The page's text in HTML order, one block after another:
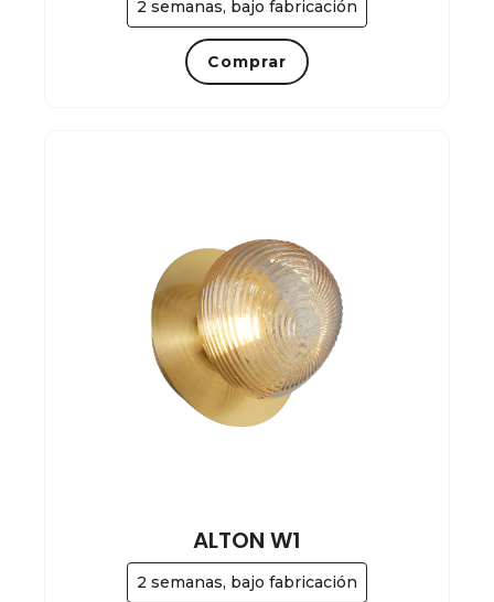
2 semanas, bajo fabricación
Comprar
2 semanas, bajo fabricación
ALTON W1